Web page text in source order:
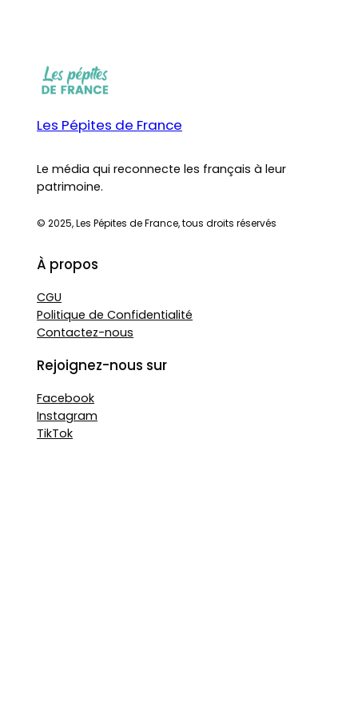
Les Pépites de France
Le média qui reconnecte les français à leur
patrimoine.
© 2025, Les Pépites de France, tous droits réservés
À propos
CGU
Politique de Confidentialité
Contactez-nous
Rejoignez-nous sur
Facebook
Instagram
TikTok